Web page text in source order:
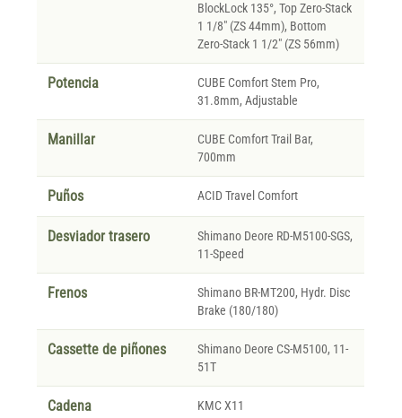
BlockLock 135°, Top Zero-Stack
1 1/8" (ZS 44mm), Bottom
Zero-Stack 1 1/2" (ZS 56mm)
Potencia
CUBE Comfort Stem Pro,
31.8mm, Adjustable
Manillar
CUBE Comfort Trail Bar,
700mm
Puños ACID Travel Comfort
Desviador trasero
Shimano Deore RD-M5100-SGS,
11-Speed
Frenos
Shimano BR-MT200, Hydr. Disc
Brake (180/180)
Cassette de piñones
Shimano Deore CS-M5100, 11-
51T
Cadena KMC X11